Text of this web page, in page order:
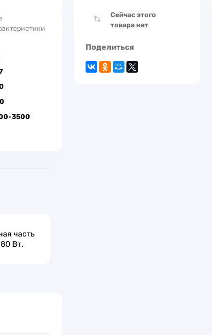
3500
часть
Вт.
Сейчас этого
товара нет
Поделиться